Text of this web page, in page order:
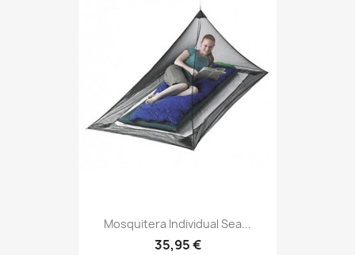
Mosquitera Individual Sea...
Precio
35,95 €